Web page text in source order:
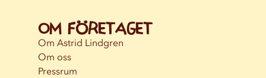
Om företaget
Om Astrid Lindgren
Om oss
Pressrum